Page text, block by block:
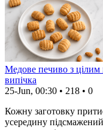
Медове печиво з
випічка
25-Jun, 00:30 • 218 • 0
Кожну заготовку
усередину